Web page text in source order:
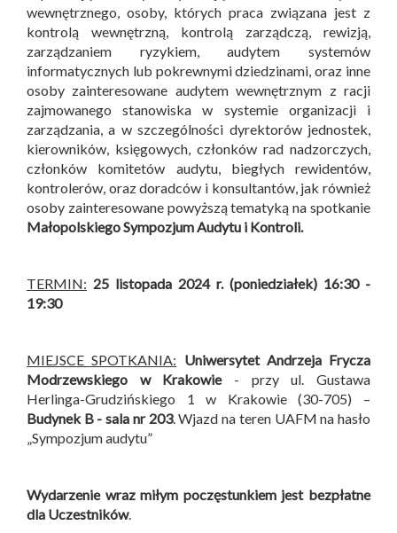
wewnętrznego, osoby, których praca związana jest z
kontrolą wewnętrzną, kontrolą zarządczą, rewizją,
zarządzaniem ryzykiem, audytem systemów
informatycznych lub pokrewnymi dziedzinami, oraz inne
osoby zainteresowane audytem wewnętrznym z racji
zajmowanego stanowiska w systemie organizacji i
zarządzania, a w szczególności dyrektorów jednostek,
kierowników, księgowych, członków rad nadzorczych,
członków komitetów audytu, biegłych rewidentów,
kontrolerów, oraz doradców i konsultantów, jak również
osoby zainteresowane powyższą tematyką na spotkanie
Małopolskiego Sympozjum Audytu i Kontroli.
TERMIN: 25 listopada 2024 r. (poniedziałek) 16:30 -
19:30
MIEJSCE SPOTKANIA: Uniwersytet Andrzeja Frycza
Modrzewskiego w Krakowie- przy ul. Gustawa
Herlinga-Grudzińskiego 1 w Krakowie (30-705) –
Budynek B - sala nr 203. Wjazd na teren UAFM na hasło
„Sympozjum audytu”
Wydarzenie wraz miłym poczęstunkiem jest bezpłatne
dla Uczestników.